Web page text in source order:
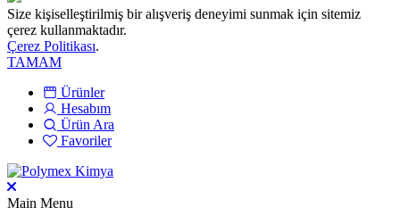
Size kişiselleştirilmiş bir alışveriş deneyimi sunmak için sitemiz
çerez kullanmaktadır.
Çerez Politikası.
TAMAM
Ürünler
Hesabım
Ürün Ara
Favoriler
Main Menu